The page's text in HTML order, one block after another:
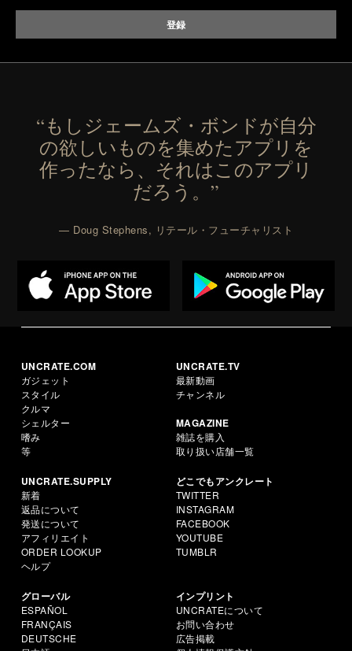
Presented by Kenneth Cole.
“もしジェームズ・ボンドが自分
の欲しいものを集めたアプリを
作ったなら、それはこのアプリ
だろう。”
— Doug Stephens, リテール・フューチャリスト
UNCRATE.COM
ガジェット
スタイル
クルマ
シェルター
嗜み
等
UNCRATE.TV
最新動画
チャンネル
MAGAZINE
雑誌を購入
取り扱い店舗一覧
UNCRATE.SUPPLY
新着
返品について
発送について
アフィリエイト
ORDER LOOKUP
ヘルプ
どこでもアンクレート
TWITTER
INSTAGRAM
FACEBOOK
YOUTUBE
TUMBLR
グローバル
ESPAÑOL
FRANÇAIS
DEUTSCHE
インプリント
UNCRATEについて
お問い合わせ
広告掲載